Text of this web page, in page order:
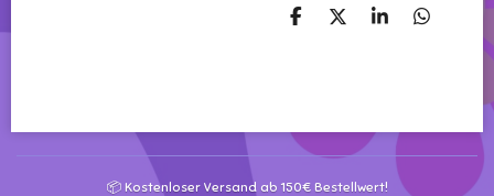
T
T
T
T
📦 Kostenloser Versand ab 150€ Bestellwert!